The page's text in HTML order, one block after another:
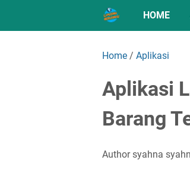
HOME
Home / Aplikasi
Aplikasi
Barang
Authorsyahna